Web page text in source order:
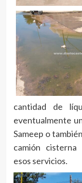
cantidad de
eventualmente
Sameep o
camión
esos servicios.